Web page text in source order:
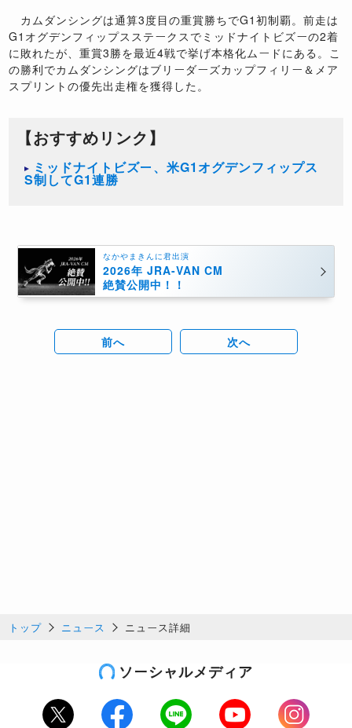
カムダンシングは通算3度目の重賞勝ちでG1初制覇。前走は
G1オグデンフィップスステークスでミッドナイトビズーの2着
に敗れたが、重賞3勝を最近4戦で挙げ本格化ムードにある。こ
の勝利でカムダンシングはブリーダーズカップフィリー＆メア
スプリントの優先出走権を獲得した。
【おすすめリンク】
ミッドナイトビズー、米G1オグデンフィップス
S制してG1連勝
なかやまきんに君出演
2026年 JRA-VAN CM
絶賛公開中！！
前へ 次へ
トップ ニュース ニュース詳細
ソーシャルメディア